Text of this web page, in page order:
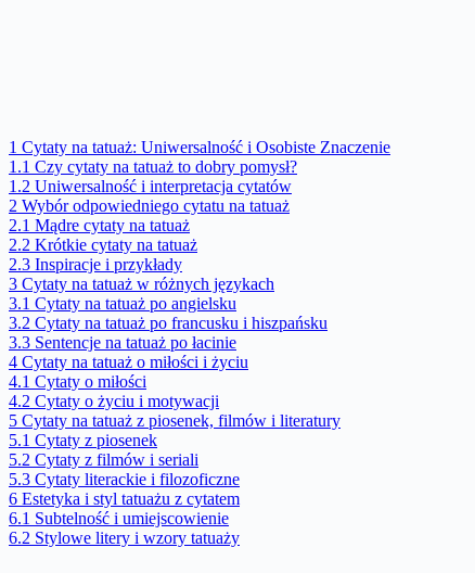
1 Cytaty na tatuaż: Uniwersalność i Osobiste Znaczenie
1.1 Czy cytaty na tatuaż to dobry pomysł?
1.2 Uniwersalność i interpretacja cytatów
2 Wybór odpowiedniego cytatu na tatuaż
2.1 Mądre cytaty na tatuaż
2.2 Krótkie cytaty na tatuaż
2.3 Inspiracje i przykłady
3 Cytaty na tatuaż w różnych językach
3.1 Cytaty na tatuaż po angielsku
3.2 Cytaty na tatuaż po francusku i hiszpańsku
3.3 Sentencje na tatuaż po łacinie
4 Cytaty na tatuaż o miłości i życiu
4.1 Cytaty o miłości
4.2 Cytaty o życiu i motywacji
5 Cytaty na tatuaż z piosenek, filmów i literatury
5.1 Cytaty z piosenek
5.2 Cytaty z filmów i seriali
5.3 Cytaty literackie i filozoficzne
6 Estetyka i styl tatuażu z cytatem
6.1 Subtelność i umiejscowienie
6.2 Stylowe litery i wzory tatuaży